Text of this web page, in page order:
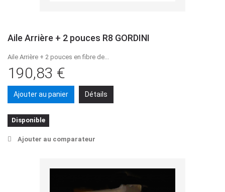
Aile Arrière + 2 pouces R8 GORDINI
Aile Arrière + 2 pouces en fibre de...
190,83 €
Ajouter au panier Détails
Disponible
Ajouter au comparateur